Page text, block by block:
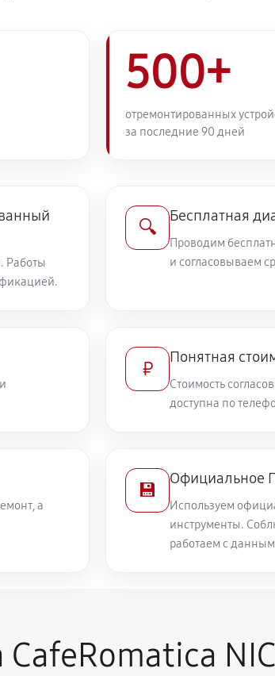
500+
отремонтированных
за последние 90 дней
Работы
🔍
Бесплатная
Проводим
и согласовываем
₽
Понятная
Стоимость
доступна по
а
💾
Официальное
Используем
инструменты.
работаем с